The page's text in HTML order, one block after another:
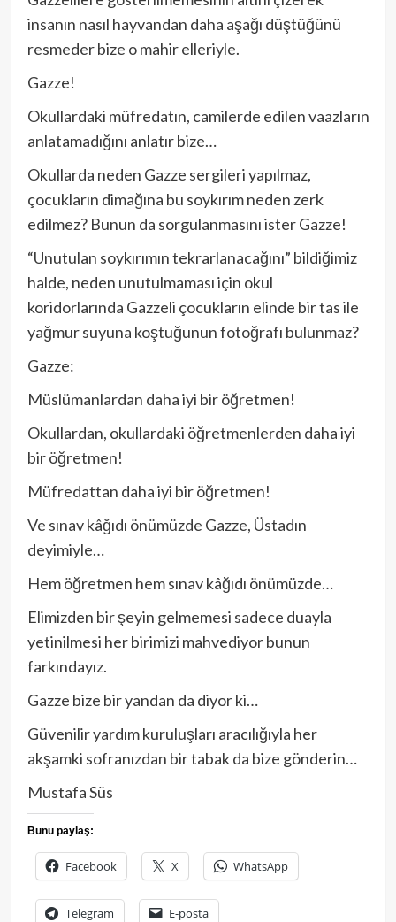
insanın nasıl hayvandan daha aşağı düştüğünü
resmeder bize o mahir elleriyle.
Gazze!
Okullardaki müfredatın, camilerde edilen vaazların
anlatamadığını anlatır bize…
Okullarda neden Gazze sergileri yapılmaz,
çocukların dimağına bu soykırım neden zerk
edilmez? Bunun da sorgulanmasını ister Gazze!
“Unutulan soykırımın tekrarlanacağını” bildiğimiz
halde, neden unutulmaması için okul
koridorlarında Gazzeli çocukların elinde bir tas ile
yağmur suyuna koştuğunun fotoğrafı bulunmaz?
Gazze:
Müslümanlardan daha iyi bir öğretmen!
Okullardan, okullardaki öğretmenlerden daha iyi
bir öğretmen!
Müfredattan daha iyi bir öğretmen!
Ve sınav kâğıdı önümüzde Gazze, Üstadın
deyimiyle…
Hem öğretmen hem sınav kâğıdı önümüzde…
Elimizden bir şeyin gelmemesi sadece duayla
yetinilmesi her birimizi mahvediyor bunun
farkındayız.
Gazze bize bir yandan da diyor ki…
Güvenilir yardım kuruluşları aracılığıyla her
akşamki sofranızdan bir tabak da bize gönderin…
Mustafa Süs
Bunu paylaş:
Facebook X WhatsApp
Telegram E-posta